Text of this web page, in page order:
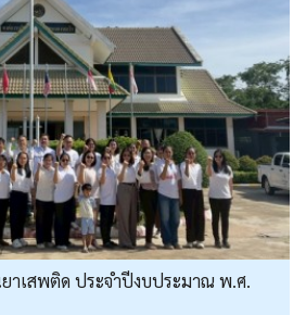
าเสพติด ประจำปีงบประมาณ พ.ศ.